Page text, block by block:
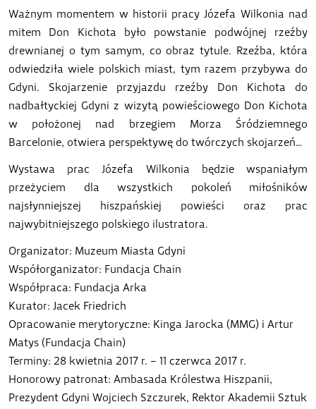
Ważnym momentem w historii pracy Józefa Wilkonia nad
mitem Don Kichota było powstanie podwójnej rzeźby
drewnianej o tym samym, co obraz tytule. Rzeźba, która
odwiedziła wiele polskich miast, tym razem przybywa do
Gdyni. Skojarzenie przyjazdu rzeźby Don Kichota do
nadbałtyckiej Gdyni z wizytą powieściowego Don Kichota
w położonej nad brzegiem Morza Śródziemnego
Barcelonie, otwiera perspektywę do twórczych skojarzeń…
Wystawa prac Józefa Wilkonia będzie wspaniałym
przeżyciem dla wszystkich pokoleń miłośników
najsłynniejszej hiszpańskiej powieści oraz prac
najwybitniejszego polskiego ilustratora.
Organizator: Muzeum Miasta Gdyni
Współorganizator: Fundacja Chain
Współpraca: Fundacja Arka
Kurator: Jacek Friedrich
Opracowanie merytoryczne: Kinga Jarocka (MMG) i Artur
Matys (Fundacja Chain)
Terminy: 28 kwietnia 2017 r. – 11 czerwca 2017 r.
Honorowy patronat: Ambasada Królestwa Hiszpanii,
Prezydent Gdyni Wojciech Szczurek, Rektor Akademii Sztuk